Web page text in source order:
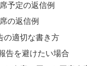
予定の返信例
の返信例
の適切な書き方
告を避けたい場合